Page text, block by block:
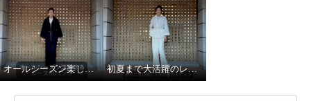
オールシーズン楽しめるレースパンツ！ 初夏まで大活躍のレースジャケット！